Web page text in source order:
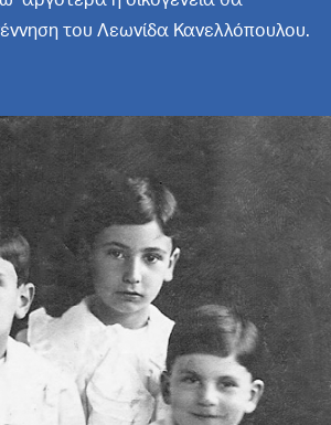
του Λεωνίδα Κανελλόπουλου.